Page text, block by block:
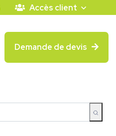
Accès client
Demande de devis